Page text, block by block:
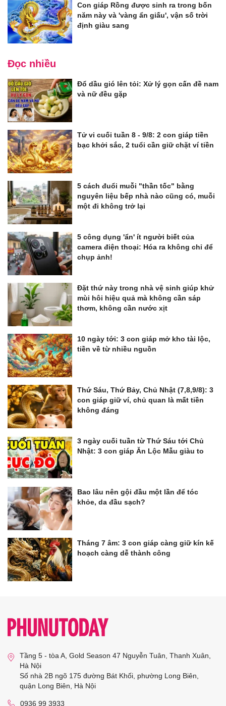
Con giáp Rồng được sinh ra trong bốn
năm này và 'vàng ẩn giấu', vận số trời
định giàu sang
Đọc nhiều
Đổ dầu gió lên tỏi: Xử lý gọn cấn đề nam
và nữ đều gặp
Tử vi cuối tuần 8 - 9/8: 2 con giáp tiền
bạc khởi sắc, 2 tuổi cần giữ chặt ví tiền
5 cách đuổi muỗi "thần tốc" bằng
nguyên liệu bếp nhà nào cũng có, muỗi
một đi không trở lại
5 công dụng 'ẩn' ít người biết của
camera điện thoại: Hóa ra không chỉ để
chụp ảnh!
Đặt thứ này trong nhà vệ sinh giúp khử
mùi hôi hiệu quả mà không cần sáp
thơm, không cần nước xịt
10 ngày tới: 3 con giáp mở kho tài lộc,
tiền về từ nhiều nguồn
Thứ Sáu, Thứ Bảy, Chủ Nhật (7,8,9/8): 3
con giáp giữ ví, chủ quan là mất tiền
không đáng
3 ngày cuối tuần từ Thứ Sáu tới Chủ
Nhật: 3 con giáp Ăn Lộc Mẫu giàu to
Bao lâu nên gội đầu một lần để tóc
khỏe, da đầu sạch?
Tháng 7 âm: 3 con giáp càng giữ kín kế
hoạch càng dễ thành công
Tầng 5 - tòa A, Gold Season 47 Nguyễn Tuân, Thanh Xuân,
Hà Nội
Số nhà 2B ngõ 175 đường Bát Khối, phường Long Biên,
quận Long Biên, Hà Nội
0936 99 3933